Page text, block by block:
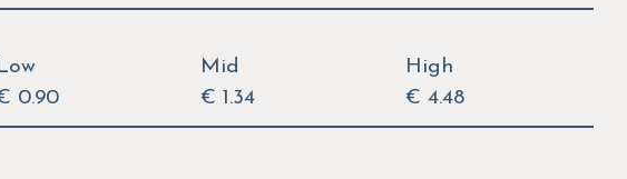
0.90
Mid
€ 1.34
High
€ 4.48